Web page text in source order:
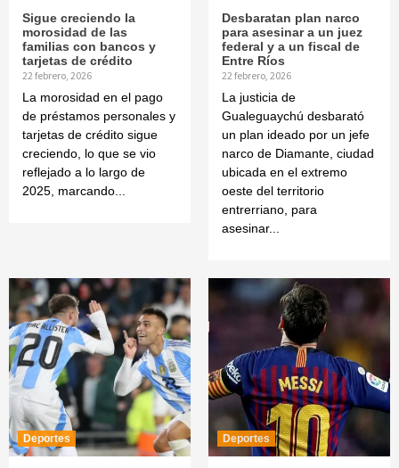
Sigue creciendo la
morosidad de las
familias con bancos y
tarjetas de crédito
22 febrero, 2026
La morosidad en el pago
de préstamos personales y
tarjetas de crédito sigue
creciendo, lo que se vio
reflejado a lo largo de
2025, marcando...
Desbaratan plan narco
para asesinar a un juez
federal y a un fiscal de
Entre Ríos
22 febrero, 2026
La justicia de
Gualeguaychú desbarató
un plan ideado por un jefe
narco de Diamante, ciudad
ubicada en el extremo
oeste del territorio
entrerriano, para
asesinar...
Deportes Deportes